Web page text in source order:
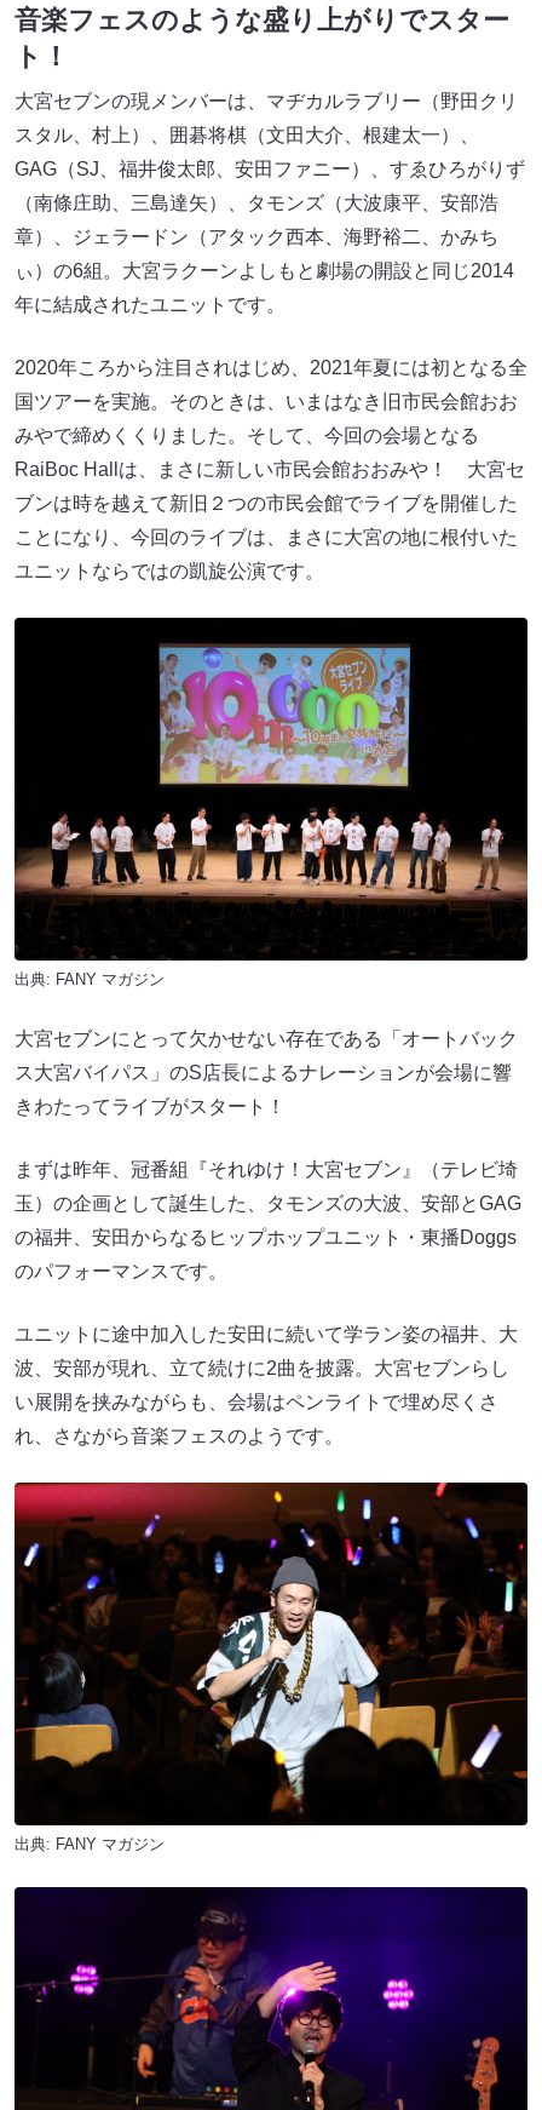
音楽フェスのような盛り上がりでスター
ト！
大宮セブンの現メンバーは、マヂカルラブリー（野田クリ
スタル、村上）、囲碁将棋（文田大介、根建太一）、
GAG（SJ、福井俊太郎、安田ファニー）、すゑひろがりず
（南條庄助、三島達矢）、タモンズ（大波康平、安部浩
章）、ジェラードン（アタック西本、海野裕二、かみち
ぃ）の6組。大宮ラクーンよしもと劇場の開設と同じ2014
年に結成されたユニットです。
2020年ころから注目されはじめ、2021年夏には初となる全
国ツアーを実施。そのときは、いまはなき旧市民会館おお
みやで締めくくりました。そして、今回の会場となる
RaiBoc Hallは、まさに新しい市民会館おおみや！ 大宮セ
ブンは時を越えて新旧２つの市民会館でライブを開催した
ことになり、今回のライブは、まさに大宮の地に根付いた
ユニットならではの凱旋公演です。
出典: FANY マガジン
大宮セブンにとって欠かせない存在である「オートバック
ス大宮バイパス」のS店長によるナレーションが会場に響
きわたってライブがスタート！
まずは昨年、冠番組『それゆけ！大宮セブン』（テレビ埼
玉）の企画として誕生した、タモンズの大波、安部とGAG
の福井、安田からなるヒップホップユニット・東播Doggs
のパフォーマンスです。
ユニットに途中加入した安田に続いて学ラン姿の福井、大
波、安部が現れ、立て続けに2曲を披露。大宮セブンらし
い展開を挟みながらも、会場はペンライトで埋め尽くさ
れ、さながら音楽フェスのようです。
出典: FANY マガジン